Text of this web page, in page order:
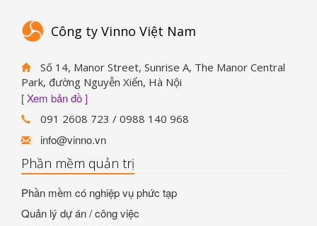
Công ty Vinno Việt Nam
Số 14, Manor Street, Sunrise A, The Manor Central
Park, đường Nguyễn Xiển, Hà Nội
[ Xem bản đồ ]
091 2608 723 / 0988 140 968
info@vinno.vn
Phần mềm quản trị
Phần mềm có nghiệp vụ phức tạp
Quản lý dự án / công việc